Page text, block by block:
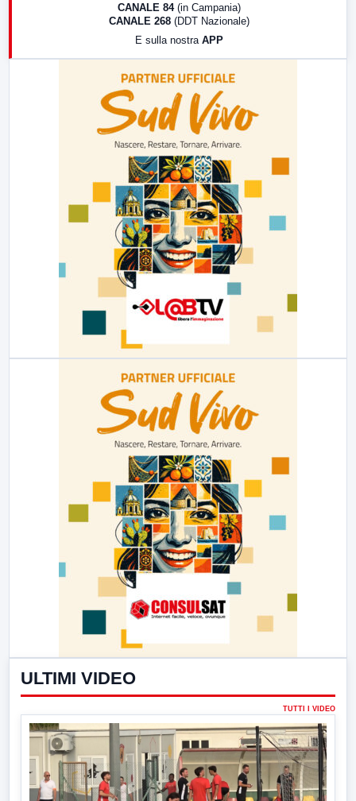
CANALE 84 (in Campania)
CANALE 268 (DDT Nazionale)
E sulla nostra APP
ULTIMI VIDEO
TUTTI I VIDEO